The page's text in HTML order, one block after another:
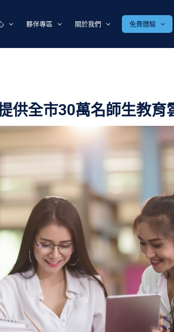
夥伴專區 關於我們 免費體驗
供全市30萬名師生教育